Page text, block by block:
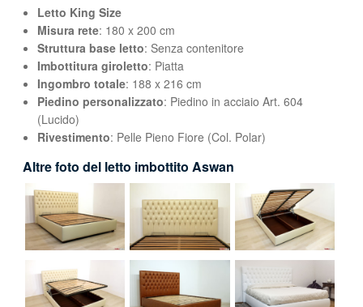
Letto King Size
Misura rete: 180 x 200 cm
Struttura base letto: Senza contenitore
Imbottitura giroletto: Piatta
Ingombro totale: 188 x 216 cm
Piedino personalizzato: Piedino in acciaio Art. 604
(Lucido)
Rivestimento: Pelle Pieno Fiore (Col. Polar)
Altre foto del letto imbottito Aswan